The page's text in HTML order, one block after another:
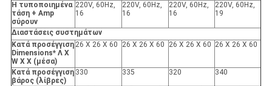
Η τυποποιημένα
τάση + Amp
σύρουν
220V, 60Hz,
16
220V, 60Hz,
16
220V, 60Hz,
16
220V, 60Hz,
19
Διαστάσεις συστημάτων
Κατά προσέγγιση
Dimensions* Λ Χ
W Χ Χ (μέσα)
26 X 26 X 60 26 X 26 X 60 26 X 26 X 60 26 X 26 X 60
Κατά προσέγγιση
βάρος (λίβρες)
330 335 320 340